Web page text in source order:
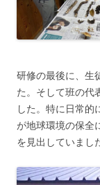
研修の最後に、生
た。そして班の代
した。特に日常的
が地球環境の保全
を見出していまし